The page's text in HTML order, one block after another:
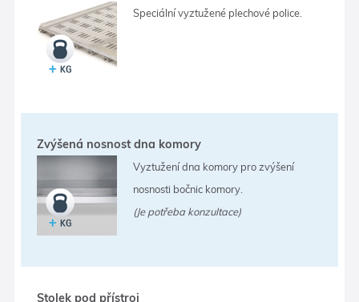
Speciální vyztužené plechové police.
Zvýšená nosnost dna komory
Vyztužení dna komory pro zvýšení
nosnosti bočnic komory.
(Je potřeba konzultace)
Stolek pod přístroj